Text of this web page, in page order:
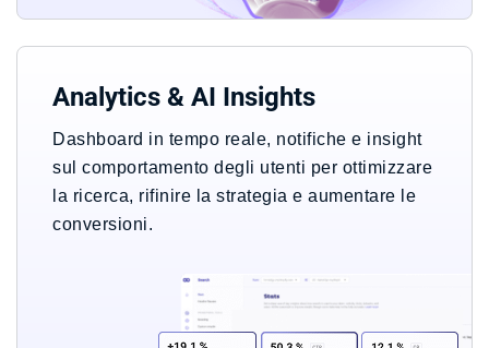
Analytics & AI Insights
Dashboard in tempo reale, notifiche e insight
sul comportamento degli utenti per ottimizzare
la ricerca, rifinire la strategia e aumentare le
conversioni.